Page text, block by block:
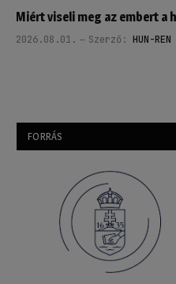
Miért viseli meg az embert a
2026.08.01. Szerző: HUN-
FORRÁS